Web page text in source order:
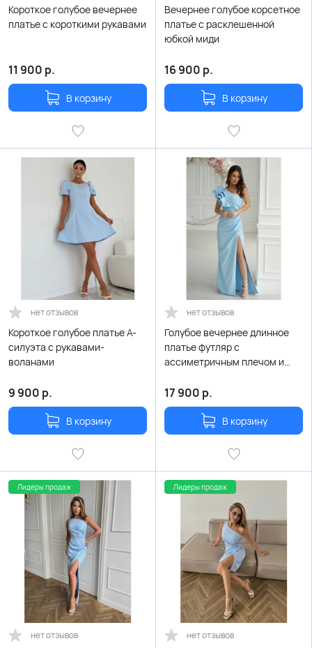
Короткое голубое вечернее
платье с короткими рукавами
11 900 р.
В корзину
Вечернее голубое корсетное
платье с расклешенной
юбкой миди
16 900 р.
В корзину
нет отзывов
Короткое голубое платье А-
силуэта с рукавами-
воланами
9 900 р.
В корзину
нет отзывов
Голубое вечернее длинное
платье футляр с
ассиметричным плечом и
17 900 р.
В корзину
Лидеры продаж
нет отзывов
Лидеры продаж
нет отзывов